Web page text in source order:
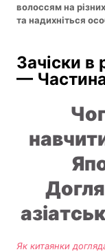
волоссям на
та надихніться
Зачіски в
—
Як китаянки